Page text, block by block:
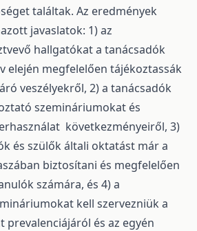
találtak. Az eredmények
javaslatok: 1) az
hallgatókat a tanácsadók
elején megfelelően tájékoztassák
veszélyekről, 2) a tanácsadók
szemináriumokat és
következményeiről, 3)
és szülők általi oktatást már a
biztosítani és megfelelően
számára, és 4) a
kell szervezniük a
prevalenciájáról és az egyén